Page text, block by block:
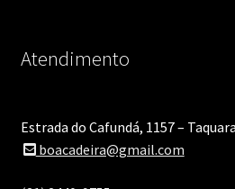
Atendimento
Estrada do Cafundá, 1157 –
boacadeira@gmail.com